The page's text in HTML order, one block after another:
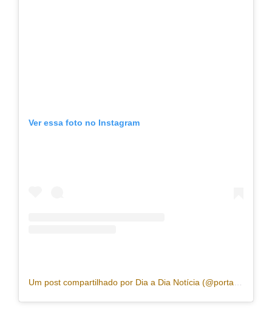
Ver essa foto no Instagram